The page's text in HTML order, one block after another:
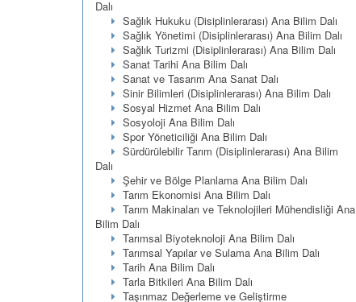
Dalı
Sağlık Hukuku (Disiplinlerarası) Ana Bilim Dalı
Sağlık Yönetimi (Disiplinlerarası) Ana Bilim Dalı
Sağlık Turizmi (Disiplinlerarası) Ana Bilim Dalı
Sanat Tarihi Ana Bilim Dalı
Sanat ve Tasarım Ana Sanat Dalı
Sinir Bilimleri (Disiplinlerarası) Ana Bilim Dalı
Sosyal Hizmet Ana Bilim Dalı
Sosyoloji Ana Bilim Dalı
Spor Yöneticiliği Ana Bilim Dalı
Sürdürülebilir Tarım (Disiplinlerarası) Ana Bilim
Dalı
Şehir ve Bölge Planlama Ana Bilim Dalı
Tarım Ekonomisi Ana Bilim Dalı
Tarım Makinaları ve Teknolojileri Mühendisliği Ana
Bilim Dalı
Tarımsal Biyoteknoloji Ana Bilim Dalı
Tarımsal Yapılar ve Sulama Ana Bilim Dalı
Tarih Ana Bilim Dalı
Tarla Bitkileri Ana Bilim Dalı
Taşınmaz Değerleme ve Geliştirme